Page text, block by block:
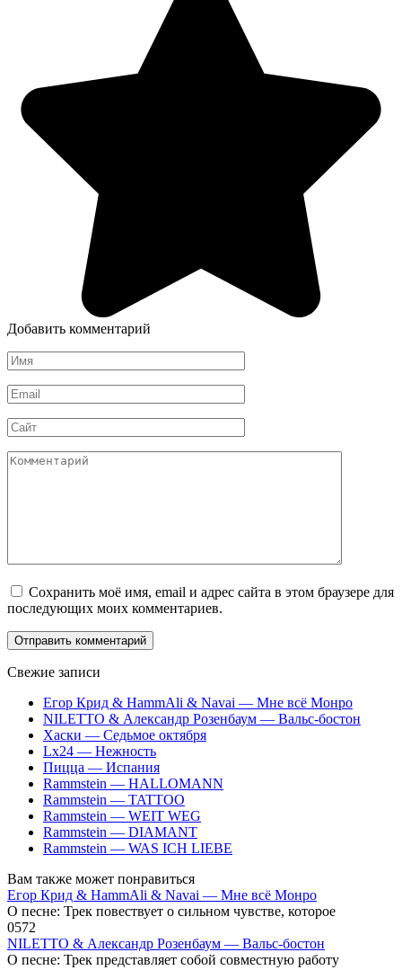
Добавить комментарий
Имя
*
Email
*
Сайт
Комментарий
Сохранить моё имя, email и адрес сайта в этом браузере для
последующих моих комментариев.
Свежие записи
Егор Крид & HammAli & Navai — Мне всё Монро
NILETTO & Александр Розенбаум — Вальс-бостон
Хаски — Седьмое октября
Lx24 — Нежность
Пицца — Испания
Rammstein — HALLOMANN
Rammstein — TATTOO
Rammstein — WEIT WEG
Rammstein — DIAMANT
Rammstein — WAS ICH LIEBE
Вам также может понравиться
Егор Крид & HammAli & Navai — Мне всё Монро
О песне: Трек повествует о сильном чувстве, которое
0572
NILETTO & Александр Розенбаум — Вальс-бостон
О песне: Трек представляет собой совместную работу